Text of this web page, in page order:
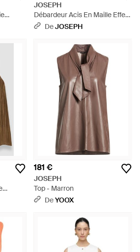
JOSEPH
Débardeur Acis En Maille Effet
Écaille De Tortue - Bleu
DeJOSEPH
181 €
JOSEPH
Top - Marron
DeYOOX